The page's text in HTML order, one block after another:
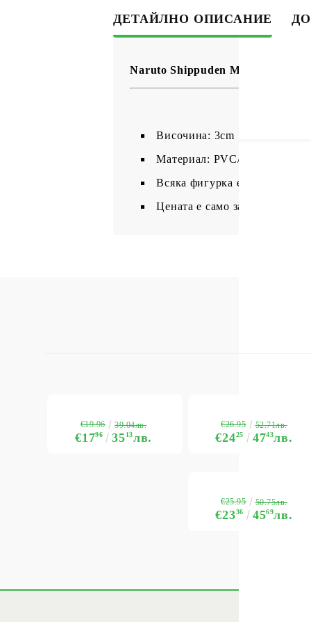
ДЕТАЙЛНО ОПИСАНИЕ
Naruto Shippuden Mega Cat
Височина: 3cm .
Материал: PVC/ABS
Всяка фигурка е запечатена
Цената е само за ЕДНА
€1796 3513лв.
€19.96 39.04лв.
€2425 4743лв.
€26.95 52.71лв.
€2336 4569лв.
€25.95 50.75лв.